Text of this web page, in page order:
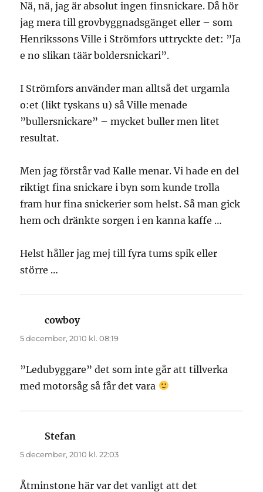
Nä, nä, jag är absolut ingen finsnickare. Då hör
jag mera till grovbyggnadsgänget eller – som
Henrikssons Ville i Strömfors uttryckte det: ”Ja
e no slikan täär boldersnickari”.
I Strömfors använder man alltså det urgamla
o:et (likt tyskans u) så Ville menade
”bullersnickare” – mycket buller men litet
resultat.
Men jag förstår vad Kalle menar. Vi hade en del
riktigt fina snickare i byn som kunde trolla
fram hur fina snickerier som helst. Så man gick
hem och dränkte sorgen i en kanna kaffe …
Helst håller jag mej till fyra tums spik eller
större …
cowboyskriver:
5 december, 2010 kl. 08:19
”Ledubyggare” det som inte går att tillverka
med motorsåg så får det vara
Stefan
5 december, 2010 kl. 22:03
Åtminstone här var det vanligt att det